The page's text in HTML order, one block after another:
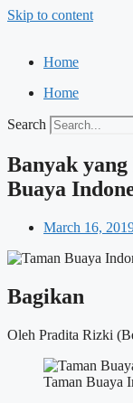
Skip to content
Home
Home
Search
Banyak
Buaya
March 16,
Bagikan
Oleh Pradita Rizki
Taman Buaya